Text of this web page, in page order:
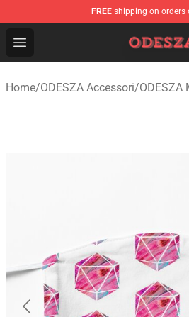
FREE shipping on orders
Open menu
ODESZA Shop - Official
Home/ODESZA Accessori/ODESZA